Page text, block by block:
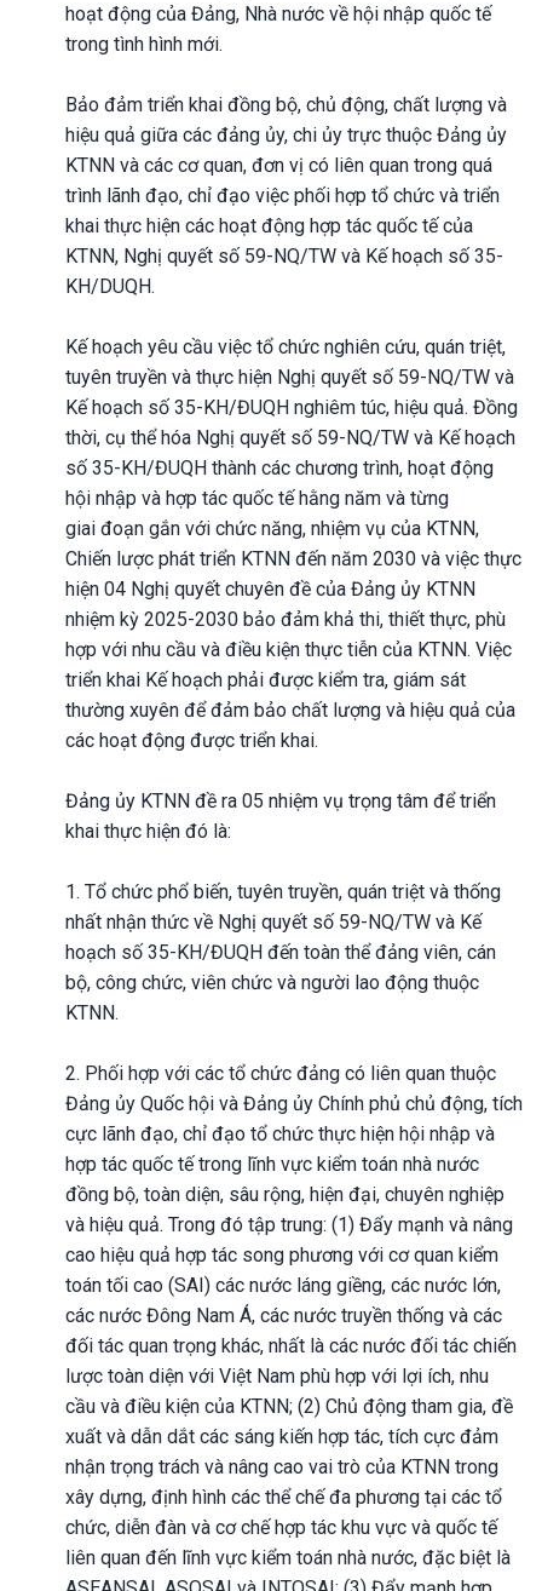
hoạt động của Đảng, Nhà nước về hội nhập quốc tế
trong tình hình mới.
Bảo đảm triển khai đồng bộ, chủ động, chất lượng và
hiệu quả giữa các đảng ủy, chi ủy trực thuộc Đảng ủy
KTNN và các cơ quan, đơn vị có liên quan trong quá
trình lãnh đạo, chỉ đạo việc phối hợp tổ chức và triển
khai thực hiện các hoạt động hợp tác quốc tế của
KTNN, Nghị quyết số 59-NQ/TW và Kế hoạch số 35-
KH/DUQH.
Kế hoạch yêu cầu việc tổ chức nghiên cứu, quán triệt,
tuyên truyền và thực hiện Nghị quyết số 59-NQ/TW và
Kế hoạch số 35-KH/ĐUQH nghiêm túc, hiệu quả. Đồng
thời, cụ thể hóa Nghị quyết số 59-NQ/TW và Kế hoạch
số 35-KH/ĐUQH thành các chương trình, hoạt động
hội nhập và hợp tác quốc tế hằng năm và từng
giai đoạn gắn với chức năng, nhiệm vụ của KTNN,
Chiến lược phát triển KTNN đến năm 2030 và việc thực
hiện 04 Nghị quyết chuyên đề của Đảng ủy KTNN
nhiệm kỳ 2025-2030 bảo đảm khả thi, thiết thực, phù
hợp với nhu cầu và điều kiện thực tiễn của KTNN. Việc
triển khai Kế hoạch phải được kiểm tra, giám sát
thường xuyên để đảm bảo chất lượng và hiệu quả của
các hoạt động được triển khai.
Đảng ủy KTNN đề ra 05 nhiệm vụ trọng tâm để triển
khai thực hiện đó là:
1. Tổ chức phổ biến, tuyên truyền, quán triệt và thống
nhất nhận thức về Nghị quyết số 59-NQ/TW và Kế
hoạch số 35-KH/ĐUQH đến toàn thể đảng viên, cán
bộ, công chức, viên chức và người lao động thuộc
KTNN.
2. Phối hợp với các tổ chức đảng có liên quan thuộc
Đảng ủy Quốc hội và Đảng ủy Chính phủ chủ động, tích
cực lãnh đạo, chỉ đạo tổ chức thực hiện hội nhập và
hợp tác quốc tế trong lĩnh vực kiểm toán nhà nước
đồng bộ, toàn diện, sâu rộng, hiện đại, chuyên nghiệp
và hiệu quả. Trong đó tập trung: (1) Đẩy mạnh và nâng
cao hiệu quả hợp tác song phương với cơ quan kiểm
toán tối cao (SAI) các nước láng giềng, các nước lớn,
các nước Đông Nam Á, các nước truyền thống và các
đối tác quan trọng khác, nhất là các nước đối tác chiến
lược toàn diện với Việt Nam phù hợp với lợi ích, nhu
cầu và điều kiện của KTNN; (2) Chủ động tham gia, đề
xuất và dẫn dắt các sáng kiến hợp tác, tích cực đảm
nhận trọng trách và nâng cao vai trò của KTNN trong
xây dựng, định hình các thể chế đa phương tại các tổ
chức, diễn đàn và cơ chế hợp tác khu vực và quốc tế
liên quan đến lĩnh vực kiểm toán nhà nước, đặc biệt là